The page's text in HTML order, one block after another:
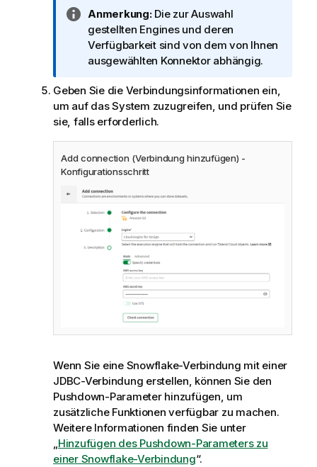
I
n
f
o
m
a
t
i
o
n
h
i
n
w
Anmerkung:Die zur Auswahl
gestellten Engines und deren
Verfügbarkeit sind von dem von Ihnen
ausgewählten Konnektor abhängig.
Geben Sie die Verbindungsinformationen ein,
um auf das System zuzugreifen, und prüfen Sie
sie, falls erforderlich.
Add connection (Verbindung hinzufügen) -
Konfigurationsschritt
Wenn Sie eine Snowflake-Verbindung mit einer
JDBC-Verbindung erstellen, können Sie den
Pushdown-Parameter hinzufügen, um
zusätzliche Funktionen verfügbar zu machen.
Weitere Informationen finden Sie unter
„Hinzufügen des Pushdown-Parameters zu
einer Snowflake-Verbindung“.